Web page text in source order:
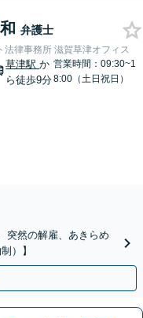
弁護士
法律事務所 滋賀草津オフィス
草津駅か
ら徒歩9分
営業時間：09:30~1
8:00（土日祝日）
突然の解雇、あきらめ
）】